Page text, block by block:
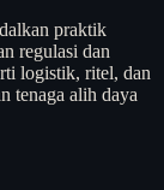
praktik
regulasi dan
logistik, ritel, dan
tenaga alih daya